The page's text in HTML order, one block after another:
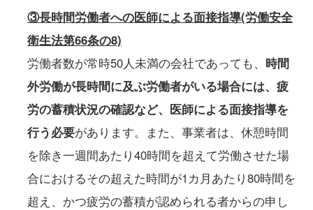
③長時間労働者への医師による面接指導(労働安全
衛生法第66条の8)
労働者数が常時50人未満の会社であっても、 時間
外労働が長時間に及ぶ労働者がいる場合には、疲
労の蓄積状況の確認など、医師による面接指導を
行う必要があります。また、事業者は、休憩時間
を除き一週間あたり40時間を超えて労働させた場
合におけるその超えた時間が1カ月あたり80時間を
超え、かつ疲労の蓄積が認められる者からの申し